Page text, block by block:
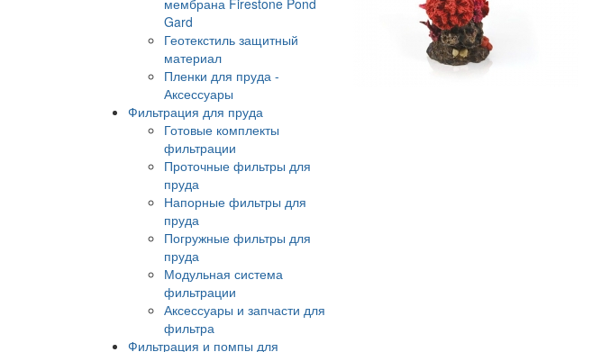
Gard
Геотекстиль защитный
материал
Пленки для пруда -
Аксессуары
Фильтрация для пруда
Готовые комплекты
фильтрации
Проточные фильтры для
пруда
Напорные фильтры для
пруда
Погружные фильтры для
пруда
Модульная система
фильтрации
Аксессуары и запчасти для
фильтра
Фильтрация и помпы для